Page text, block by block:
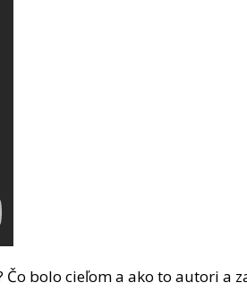
bolo cieľom a ako to autori a